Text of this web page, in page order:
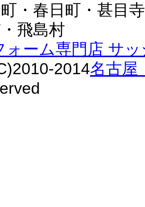
・春日町・甚目
飛島村
ォーム専門店 サ
2014名古屋